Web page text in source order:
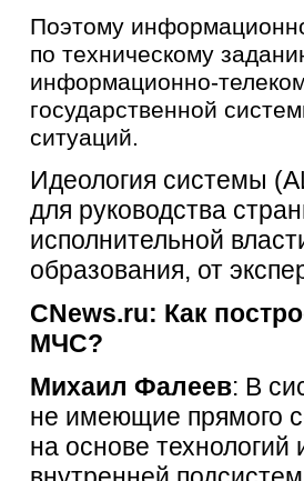
Поэтому
по техническому
информационно-
государственной
ситуаций.
Идеология системы
для руководства
исполнительной
образования, от
CNews.ru: Как
МЧС?
Михаил Фалеев: В
не имеющие прямого
на основе